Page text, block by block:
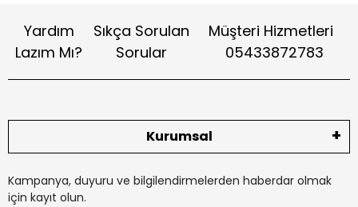
Yardım
Lazım Mı?
Sıkça Sorulan
Sorular
Müşteri Hizmetleri
05433872783
Kurumsal
Kampanya, duyuru ve bilgilendirmelerden haberdar olmak
için kayıt olun.